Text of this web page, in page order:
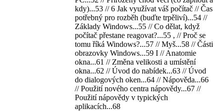
kdy)...53 // 6 Jak využívat váš počítač // Čas
potřebný pro rozběh (buďte trpěliví)...54 //
Základy Windows...55 // Co dělat, když
počítač přestane reagovat?...55 , // Proč se
tomu říká Windows?...57 // Myš...58 // Části
obrazovky Windows...59 I // Anatomie
okna...61 // Změna velikosti a umístění
okna...62 // Úvod do nabídek...63 // Úvod
do dialogových oken...64 // Nápověda...66
// Použití nového centra nápovědy...67 //
Použití nápovědy v typických
aplikacích...68